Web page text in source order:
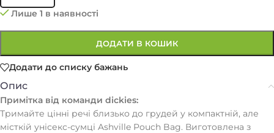
Лише 1 в наявності
ДОДАТИ В КОШИК
Додати до списку бажань
Опис
Примітка від команди dickies:
Тримайте цінні речі близько до грудей у ​​компактній, але
місткій унісекс-сумці Ashville Pouch Bag. Виготовлена ​​з